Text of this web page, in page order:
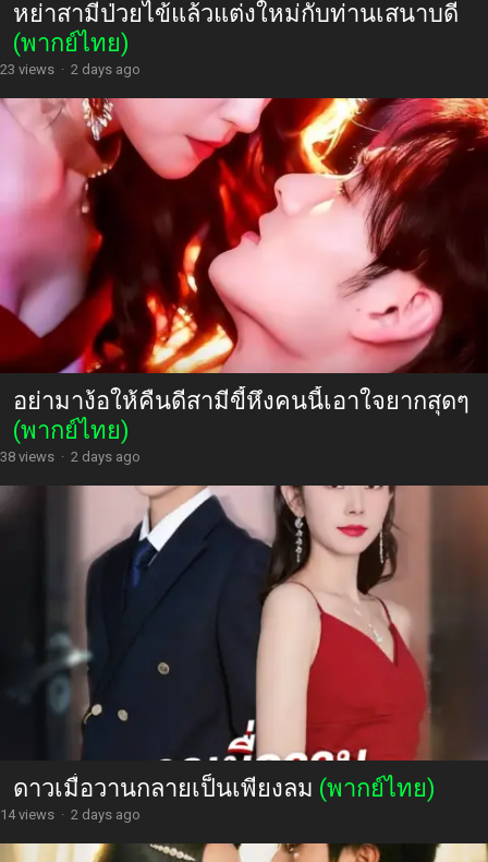
หย่าสามีป่วยไข้แล้วแต่งใหม่กับท่านเสนาบดี
(พากย์ไทย)
23 views · 2 days ago
อย่ามาง้อให้คืนดีสามีขี้หึงคนนี้เอาใจยากสุดๆ
(พากย์ไทย)
38 views · 2 days ago
ดาวเมื่อวานกลายเป็นเพียงลม (พากย์ไทย)
14 views · 2 days ago